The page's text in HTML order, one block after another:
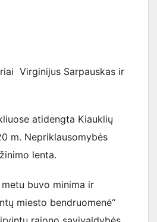
Virginijus Sarpauskas ir
atidengta Kiauklių
m. Nepriklausomybės
lenta.
buvo minima ir
miesto bendruomenė“